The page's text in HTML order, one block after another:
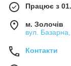
Працює з
м. Золочів
вул.
Контакти